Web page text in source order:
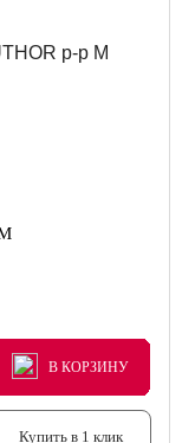
В КОРЗИНУ
В КОРЗИНУ
В КОРЗИНУ
Купить в 1 клик